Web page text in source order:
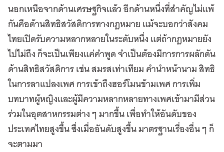
นอกเหนือจากด้านเศรษฐกิจแล้ว อีกด้านหนึ่งที่สำคัญไม่แพ้
กันคือด้านสิทธิสวัสดิการทางกฎหมาย แม้จะบอกว่าสังคม
ไทยเปิดรับความหลากหลายในระดับหนึ่ง แต่ถ้ากฎหมายยัง
ไปไม่ถึง ก็จะเป็นเพียงแค่คำพูด จำเป็นต้องมีการการผลักดัน
ด้านสิทธิสวัสดิการ เช่น สมรสเท่าเทียม คำนำหน้านาม สิทธิ
ในการลาแปลงเพศ การเข้าถึงฮอร์โมนข้ามเพศ การเพิ่ม
บทบาทผู้หญิงและผู้มีความหลากหลายทางเพศเข้ามามีส่วน
ร่วมในอุตสาหกรรมต่าง ๆ มากขึ้น เพื่อทำให้อันดับของ
ประเทศไทยสูงขึ้น ซึ่งเมื่ออันดับสูงขึ้น มาตรฐานเรื่องอื่น ๆ ก็
จะตามมา